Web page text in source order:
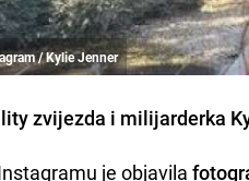
/ Kylie Jenner
zvijezda i milijarderka
je objavila